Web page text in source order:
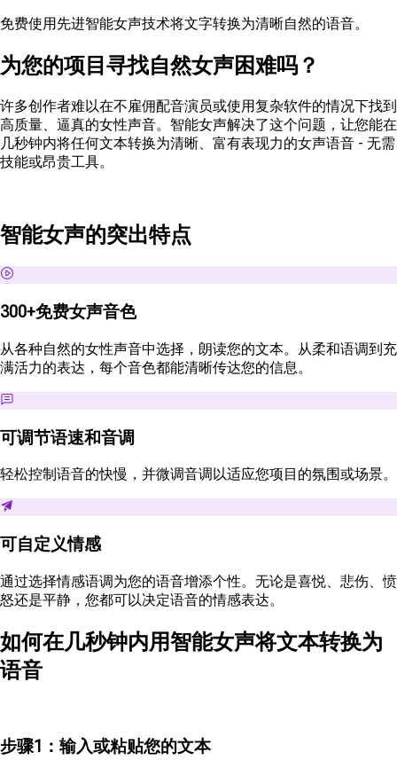
免费使用先进智能女声技术将文字转换为清晰自然的语音。
为您的项目寻找自然女声困难吗？
许多创作者难以在不雇佣配音演员或使用复杂软件的情况下找到
高质量、逼真的女性声音。智能女声解决了这个问题，让您能在
几秒钟内将任何文本转换为清晰、富有表现力的女声语音 - 无需
技能或昂贵工具。
智能女声的突出特点
300+免费女声音色
从各种自然的女性声音中选择，朗读您的文本。从柔和语调到充
满活力的表达，每个音色都能清晰传达您的信息。
可调节语速和音调
轻松控制语音的快慢，并微调音调以适应您项目的氛围或场景。
可自定义情感
通过选择情感语调为您的语音增添个性。无论是喜悦、悲伤、愤
怒还是平静，您都可以决定语音的情感表达。
如何在几秒钟内用智能女声将文本转换为
语音
步骤1：输入或粘贴您的文本